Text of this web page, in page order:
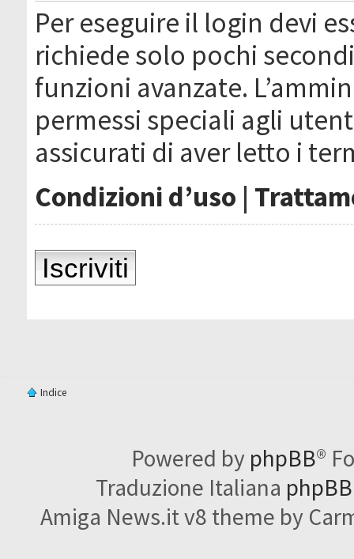
Per eseguire il login devi
richiede solo pochi
funzioni avanzate.
permessi speciali agli
assicurati di aver letto i
Condizioni d’uso |
Iscriviti
Indice
Powered by phpBB®
Traduzione Italiana
Amiga News.it v8 theme by